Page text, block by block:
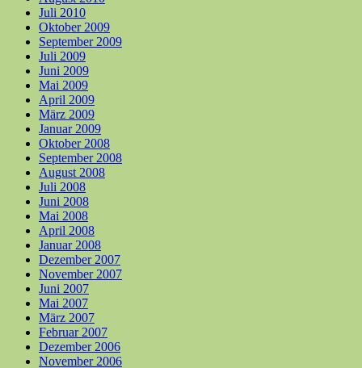
Juli 2010
Oktober 2009
September 2009
Juli 2009
Juni 2009
Mai 2009
April 2009
März 2009
Januar 2009
Oktober 2008
September 2008
August 2008
Juli 2008
Juni 2008
Mai 2008
April 2008
Januar 2008
Dezember 2007
November 2007
Juni 2007
Mai 2007
März 2007
Februar 2007
Dezember 2006
November 2006